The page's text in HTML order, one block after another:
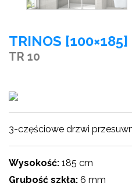
TRINOS [100×185]
TR 10
3-częściowe drzwi
Wysokość: 185 cm
Grubość szkła: 6 mm